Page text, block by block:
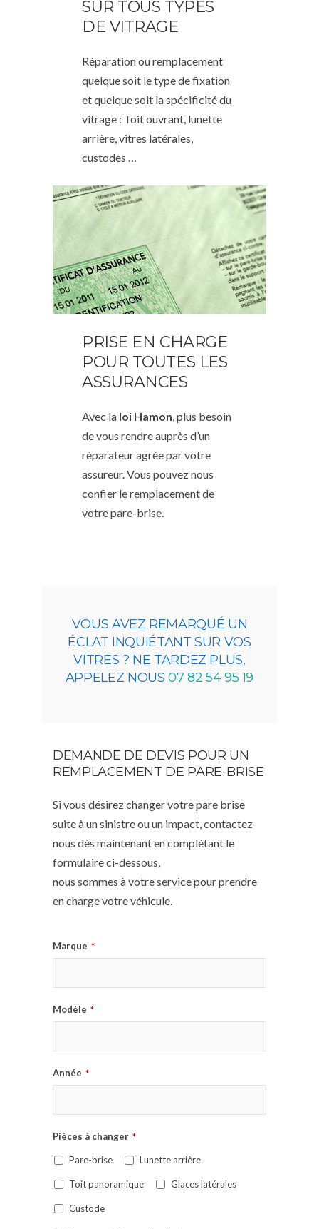
SUR TOUS TYPES
DE VITRAGE
Réparation ou remplacement
quelque soit le type de fixation
et quelque soit la spécificité du
vitrage : Toit ouvrant, lunette
arrière, vitres latérales,
custodes …
PRISE EN CHARGE
POUR TOUTES LES
ASSURANCES
Avec la loi Hamon, plus besoin
de vous rendre auprès d’un
réparateur agrée par votre
assureur. Vous pouvez nous
confier le remplacement de
votre pare-brise.
VOUS AVEZ REMARQUÉ UN
ÉCLAT INQUIÉTANT SUR VOS
VITRES ? NE TARDEZ PLUS,
APPELEZ NOUS07 82 54 95 19
DEMANDE DE DEVIS POUR UN
REMPLACEMENT DE PARE-BRISE
Si vous désirez changer votre pare brise
suite à un sinistre ou un impact, contactez-
nous dès maintenant en complétant le
formulaire ci-dessous,
nous sommes à votre service pour prendre
en charge votre véhicule.
Marque *
Modèle *
Année *
Pièces à changer *
Pare-brise Lunette arrière
Toit panoramique Glaces latérales
Custode